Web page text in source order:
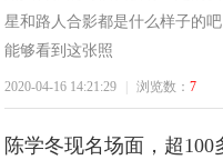
星和路人合影都是什么样子的
能够看到这张照
2020-04-16 14:21:29 浏览数：7
陈学冬现名场面，超